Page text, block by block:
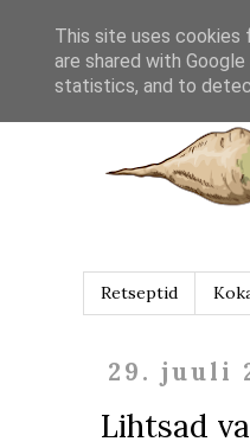
Retseptid
29. juuli
Lihtsad
This site uses cookies
are shared with
statistics, and to